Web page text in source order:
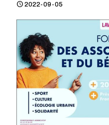
2022-09-05